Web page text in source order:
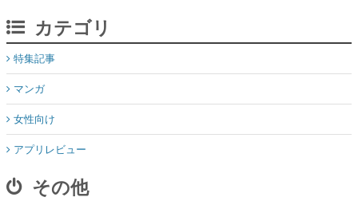
カテゴリ
特集記事
マンガ
女性向け
アプリレビュー
その他